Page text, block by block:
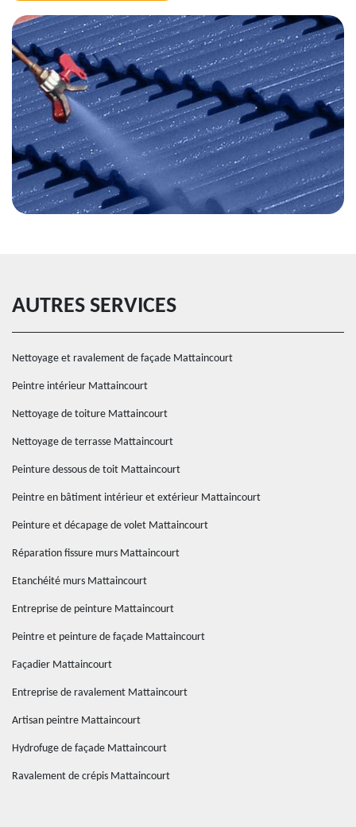
AUTRES SERVICES
Nettoyage et ravalement de façade Mattaincourt
Peintre intérieur Mattaincourt
Nettoyage de toiture Mattaincourt
Nettoyage de terrasse Mattaincourt
Peinture dessous de toit Mattaincourt
Peintre en bâtiment intérieur et extérieur Mattaincourt
Peinture et décapage de volet Mattaincourt
Réparation fissure murs Mattaincourt
Etanchéité murs Mattaincourt
Entreprise de peinture Mattaincourt
Peintre et peinture de façade Mattaincourt
Façadier Mattaincourt
Entreprise de ravalement Mattaincourt
Artisan peintre Mattaincourt
Hydrofuge de façade Mattaincourt
Ravalement de crépis Mattaincourt